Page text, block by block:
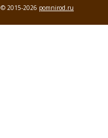
© 2015-2026 pomnirod.ru